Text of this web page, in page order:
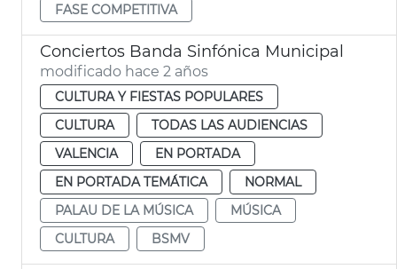
FASE COMPETITIVA
Conciertos Banda Sinfónica Municipal
modificado hace 2 años
CULTURA Y FIESTAS POPULARES
CULTURA
TODAS LAS AUDIENCIAS
VALENCIA
EN PORTADA
EN PORTADA TEMÁTICA
NORMAL
PALAU DE LA MÚSICA
MÚSICA
CULTURA
BSMV